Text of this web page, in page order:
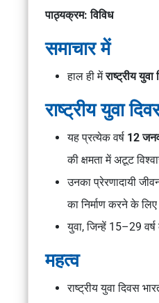
पाठ्यक्रम: विविध
समाचार में
हाल ही मेंराष्ट्रीय युवा
राष्ट्रीय युवा
यह प्रत्येक वर्ष 12
की क्षमता में अटूट
उनका प्रेरणादायी
का निर्माण करने के
युवा, जिन्हें 15–29
महत्व
राष्ट्रीय युवा दिवस